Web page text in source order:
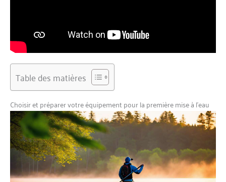
Table des matières
Choisir et préparer votre équipement pour la première mise à l’eau